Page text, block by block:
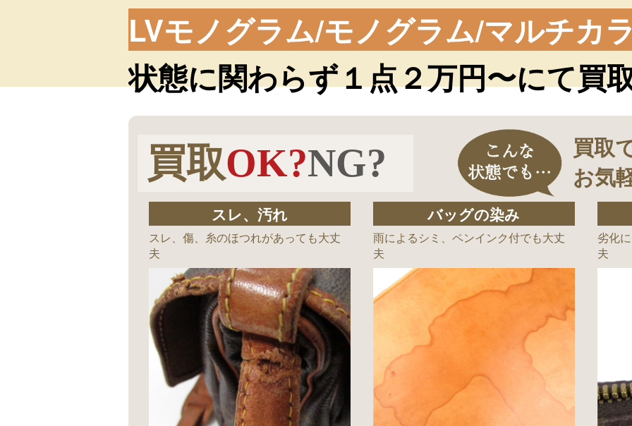
LVモノグラム/モノグラム/マルチカ
状態に関わらず１点２万円〜にて買
買取OK?NG?
買取
お気
スレ、汚れ
スレ、傷、糸のほつれがあっても大丈
夫
バッグの染み
雨によるシミ、ペンインク付でも大丈
夫
劣化
夫